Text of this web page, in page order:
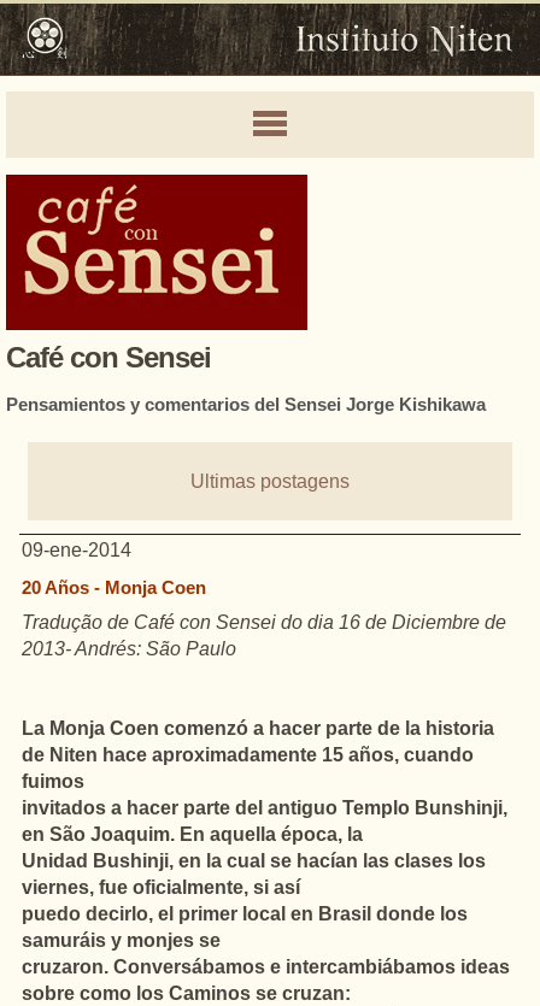
Café con Sensei
Pensamientos y comentarios del Sensei Jorge Kishikawa
Ultimas postagens
09-ene-2014
20 Años - Monja Coen
Tradução de Café con Sensei do dia 16 de Diciembre de
2013- Andrés: São Paulo
La Monja Coen comenzó a hacer parte de la historia
de Niten hace aproximadamente 15 años, cuando
fuimos
invitados a hacer parte del antiguo Templo Bunshinji,
en São Joaquim. En aquella época, la
Unidad Bushinji, en la cual se hacían las clases los
viernes, fue oficialmente, si así
puedo decirlo, el primer local en Brasil donde los
samuráis y monjes se
cruzaron. Conversábamos e intercambiábamos ideas
sobre como los Caminos se cruzan: